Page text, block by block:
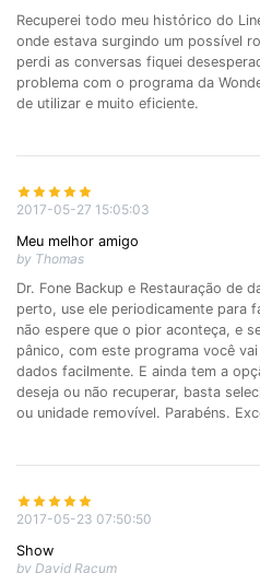
Recuperei todo meu histórico do
onde estava surgindo um possível
perdi as conversas fiquei
problema com o programa da
de utilizar e muito eficiente.
2017-05-27 15:05:03
Meu melhor amigo
by Thomas
Dr. Fone Backup e Restauração de
perto, use ele periodicamente para
não espere que o pior aconteça, e
pânico, com este programa você
dados facilmente. E ainda tem a
deseja ou não recuperar, basta
ou unidade removível. Parabéns.
2017-05-23 07:50:50
Show
by David Racum